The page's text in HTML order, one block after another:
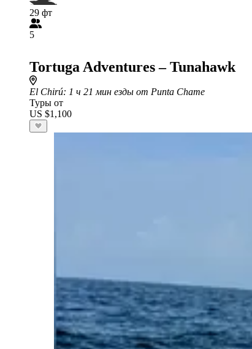
29 фт
5
Tortuga Adventures – Tunahawk
El Chirú: 1 ч 21 мин езды от Punta Chame
Туры от
US $1,100